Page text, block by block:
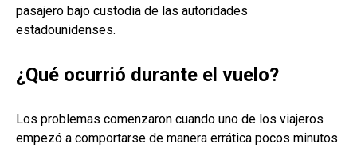
pasajero bajo custodia de las autoridades
estadounidenses.
¿Qué ocurrió durante el vuelo?
Los problemas comenzaron cuando uno de los viajeros
empezó a comportarse de manera errática pocos minutos